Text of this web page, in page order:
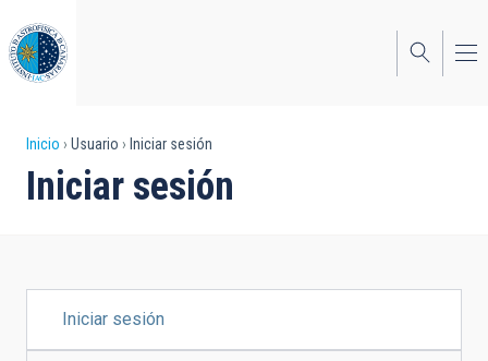
al
contenido
principal
Sobrescribir
enlaces
la
Inicio Usuario Iniciar sesión
Iniciar sesión
PRINCIPALES
Iniciar sesión